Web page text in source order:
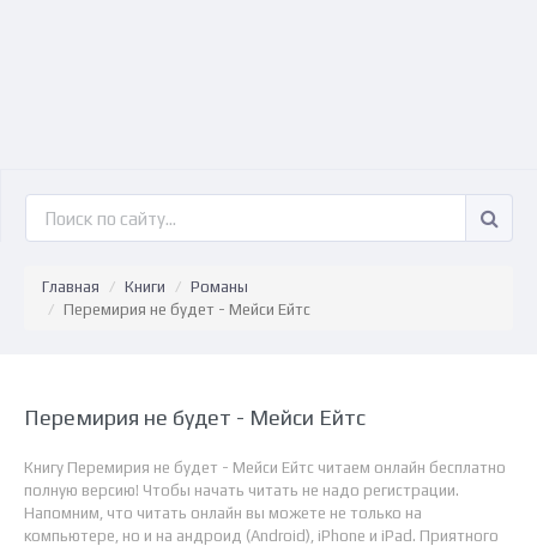
Главная Книги
Романы
Перемирия не будет - Мейси Ейтс
Перемирия не будет - Мейси Ейтс
Книгу Перемирия не будет - Мейси Ейтс читаем онлайн бесплатно
полную версию! Чтобы начать читать не надо регистрации.
Напомним, что читать онлайн вы можете не только на
компьютере, но и на андроид (Android), iPhone и iPad. Приятного